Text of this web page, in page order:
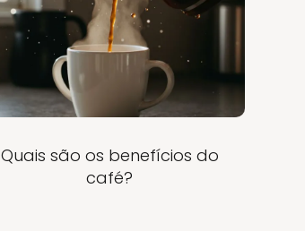
Quais são os benefícios do
café?